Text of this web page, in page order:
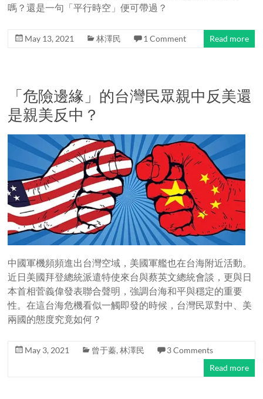
嗎？還是一句「平行時空」便可帶過？
May 13, 2021 林澤民 1 Comment Read more
「危險邊緣」的台灣民眾親中反美還
是親美反中？
中國軍機頻頻進出台灣空域，美國軍艦也在台海附近活動。
近日美國拜登總統派遣特使來台與蔡英文總統會談，更與日
本首相菅義偉發表聯合聲明，強調台海和平與穩定的重要
性。在這台海危機看似一觸即發的時候，台灣民眾對中、美
兩國的態度究竟如何？
May 3, 2021 曾于蓁,林澤民
3 Comments
Read more